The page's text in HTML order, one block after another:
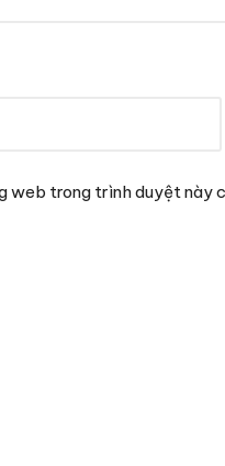
web trong trình duyệt này